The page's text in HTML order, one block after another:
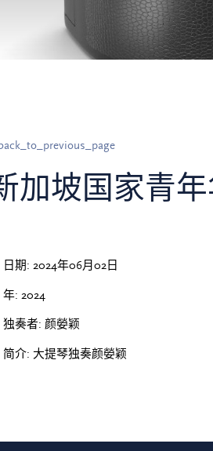
加坡国家青
日期: 2024年06月02日
年: 2024
独奏者: 颜嫈颖
简介: 大提琴独奏颜嫈颖